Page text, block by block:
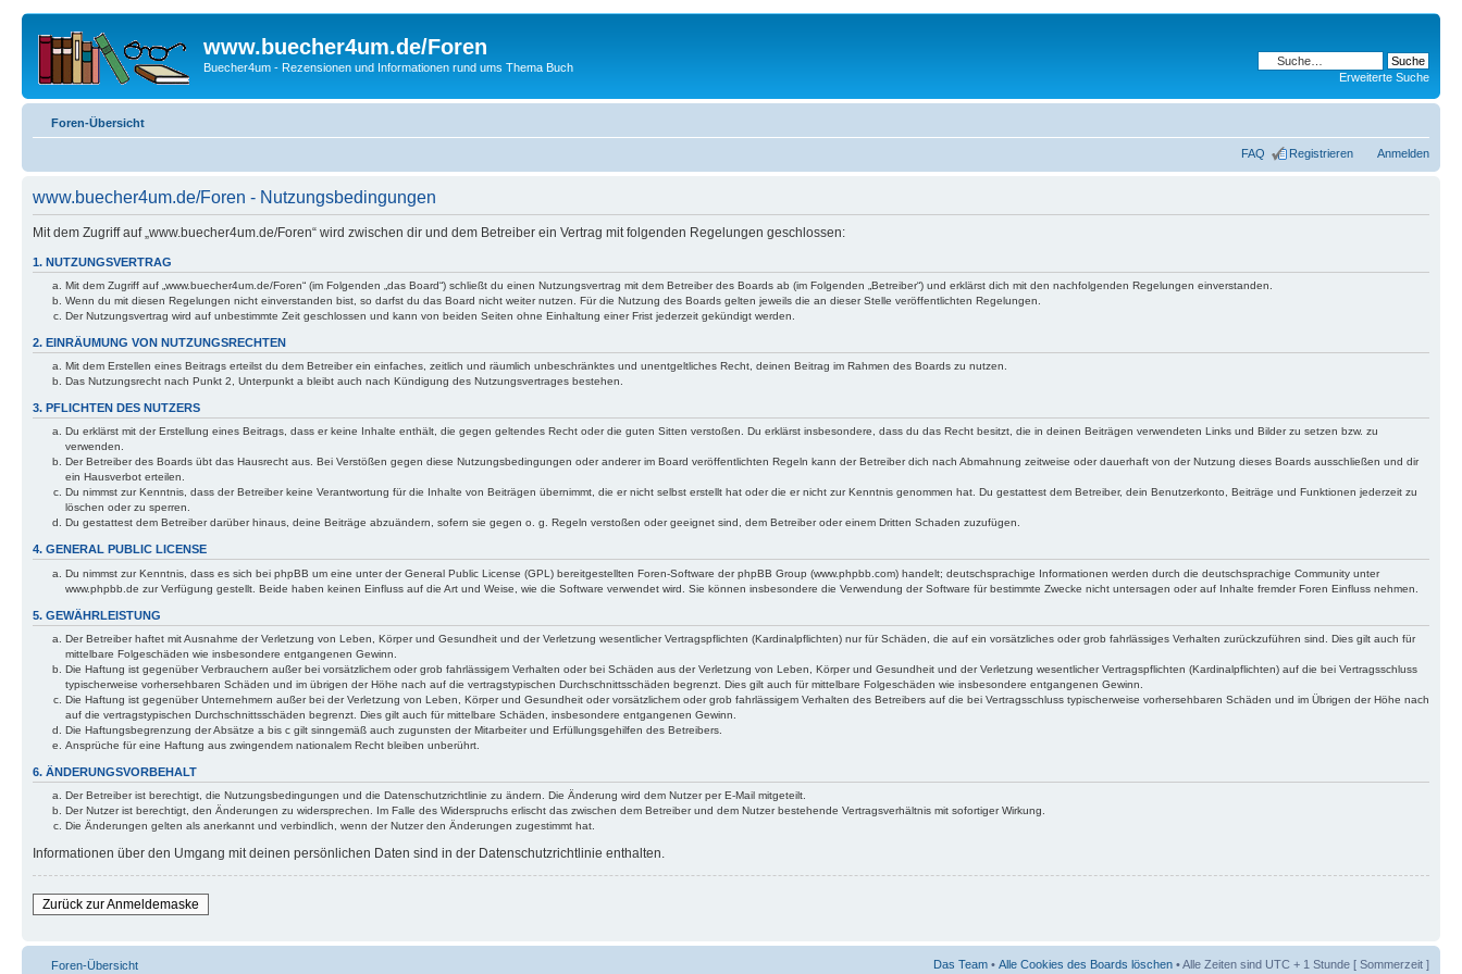
www.buecher4um.de/Foren
Buecher4um - Rezensionen und Informationen rund ums Thema Buch
Erweiterte Suche
Foren-Übersicht
FAQ Registrieren Anmelden
www.buecher4um.de/Foren - Nutzungsbedingungen
Mit dem Zugriff auf „www.buecher4um.de/Foren“ wird zwischen dir und dem Betreiber ein Vertrag mit folgenden Regelungen geschlossen:
1. NUTZUNGSVERTRAG
Mit dem Zugriff auf „www.buecher4um.de/Foren“ (im Folgenden „das Board“) schließt du einen Nutzungsvertrag mit dem Betreiber des Boards ab (im Folgenden „Betreiber“) und erklärst dich mit den nachfolgenden Regelungen einverstanden.
Wenn du mit diesen Regelungen nicht einverstanden bist, so darfst du das Board nicht weiter nutzen. Für die Nutzung des Boards gelten jeweils die an dieser Stelle veröffentlichten Regelungen.
Der Nutzungsvertrag wird auf unbestimmte Zeit geschlossen und kann von beiden Seiten ohne Einhaltung einer Frist jederzeit gekündigt werden.
2. EINRÄUMUNG VON NUTZUNGSRECHTEN
Mit dem Erstellen eines Beitrags erteilst du dem Betreiber ein einfaches, zeitlich und räumlich unbeschränktes und unentgeltliches Recht, deinen Beitrag im Rahmen des Boards zu nutzen.
Das Nutzungsrecht nach Punkt 2, Unterpunkt a bleibt auch nach Kündigung des Nutzungsvertrages bestehen.
3. PFLICHTEN DES NUTZERS
Du erklärst mit der Erstellung eines Beitrags, dass er keine Inhalte enthält, die gegen geltendes Recht oder die guten Sitten verstoßen. Du erklärst insbesondere, dass du das Recht besitzt, die in deinen Beiträgen verwendeten Links und Bilder zu setzen bzw. zu
verwenden.
Der Betreiber des Boards übt das Hausrecht aus. Bei Verstößen gegen diese Nutzungsbedingungen oder anderer im Board veröffentlichten Regeln kann der Betreiber dich nach Abmahnung zeitweise oder dauerhaft von der Nutzung dieses Boards ausschließen und dir
ein Hausverbot erteilen.
Du nimmst zur Kenntnis, dass der Betreiber keine Verantwortung für die Inhalte von Beiträgen übernimmt, die er nicht selbst erstellt hat oder die er nicht zur Kenntnis genommen hat. Du gestattest dem Betreiber, dein Benutzerkonto, Beiträge und Funktionen jederzeit zu
löschen oder zu sperren.
Du gestattest dem Betreiber darüber hinaus, deine Beiträge abzuändern, sofern sie gegen o. g. Regeln verstoßen oder geeignet sind, dem Betreiber oder einem Dritten Schaden zuzufügen.
4. GENERAL PUBLIC LICENSE
Du nimmst zur Kenntnis, dass es sich bei phpBB um eine unter der General Public License (GPL) bereitgestellten Foren-Software der phpBB Group (www.phpbb.com) handelt; deutschsprachige Informationen werden durch die deutschsprachige Community unter
www.phpbb.de zur Verfügung gestellt. Beide haben keinen Einfluss auf die Art und Weise, wie die Software verwendet wird. Sie können insbesondere die Verwendung der Software für bestimmte Zwecke nicht untersagen oder auf Inhalte fremder Foren Einfluss nehmen.
5. GEWÄHRLEISTUNG
Der Betreiber haftet mit Ausnahme der Verletzung von Leben, Körper und Gesundheit und der Verletzung wesentlicher Vertragspflichten (Kardinalpflichten) nur für Schäden, die auf ein vorsätzliches oder grob fahrlässiges Verhalten zurückzuführen sind. Dies gilt auch für
mittelbare Folgeschäden wie insbesondere entgangenen Gewinn.
Die Haftung ist gegenüber Verbrauchern außer bei vorsätzlichem oder grob fahrlässigem Verhalten oder bei Schäden aus der Verletzung von Leben, Körper und Gesundheit und der Verletzung wesentlicher Vertragspflichten (Kardinalpflichten) auf die bei Vertragsschluss
typischerweise vorhersehbaren Schäden und im übrigen der Höhe nach auf die vertragstypischen Durchschnittsschäden begrenzt. Dies gilt auch für mittelbare Folgeschäden wie insbesondere entgangenen Gewinn.
Die Haftung ist gegenüber Unternehmern außer bei der Verletzung von Leben, Körper und Gesundheit oder vorsätzlichem oder grob fahrlässigem Verhalten des Betreibers auf die bei Vertragsschluss typischerweise vorhersehbaren Schäden und im Übrigen der Höhe nach
auf die vertragstypischen Durchschnittsschäden begrenzt. Dies gilt auch für mittelbare Schäden, insbesondere entgangenen Gewinn.
Die Haftungsbegrenzung der Absätze a bis c gilt sinngemäß auch zugunsten der Mitarbeiter und Erfüllungsgehilfen des Betreibers.
Ansprüche für eine Haftung aus zwingendem nationalem Recht bleiben unberührt.
6. ÄNDERUNGSVORBEHALT
Der Betreiber ist berechtigt, die Nutzungsbedingungen und die Datenschutzrichtlinie zu ändern. Die Änderung wird dem Nutzer per E-Mail mitgeteilt.
Der Nutzer ist berechtigt, den Änderungen zu widersprechen. Im Falle des Widerspruchs erlischt das zwischen dem Betreiber und dem Nutzer bestehende Vertragsverhältnis mit sofortiger Wirkung.
Die Änderungen gelten als anerkannt und verbindlich, wenn der Nutzer den Änderungen zugestimmt hat.
Informationen über den Umgang mit deinen persönlichen Daten sind in der Datenschutzrichtlinie enthalten.
Zurück zur Anmeldemaske
Foren-Übersicht Das Team • Alle Cookies des Boards löschen • Alle Zeiten sind UTC + 1 Stunde [ Sommerzeit ]